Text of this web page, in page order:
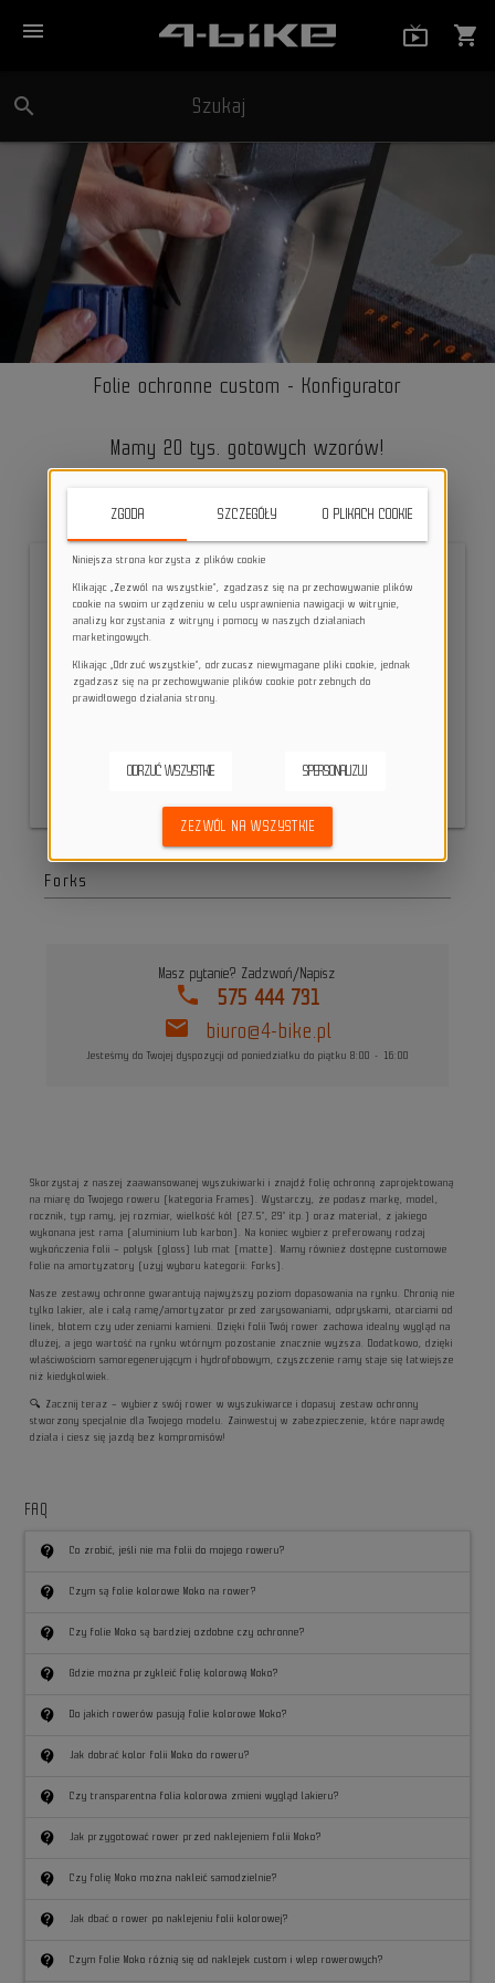
menu shopping_cart
search Szukaj
Folie ochronne custom - Konfigurator
Mamy 20 tys. gotowych wzorów!
keyboard_double_arrow_down
CHROŃ RAMĘ
CHROŃ AMORTYZATOR
Masz pytanie? Zadzwoń/Napisz
phone 575 444 731
mail biuro@4-bike.pl
Jesteśmy do Twojej dyspozycji od poniedziałku do piątku 8:00 - 16:00
Skorzystaj z naszej zaawansowanej wyszukiwarki i znajdź folię ochronną zaprojektowaną
na miarę do Twojego roweru (kategoria Frames). Wystarczy, że podasz markę, model,
rocznik, typ ramy, jej rozmiar, wielkość kół (27.5", 29" itp.) oraz materiał, z jakiego
wykonana jest rama (aluminium lub karbon). Na koniec wybierz preferowany rodzaj
wykończenia folii – połysk (gloss) lub mat (matte). Mamy również dostępne customowe
folie na amortyzatory (użyj wyboru kategorii: Forks).
Nasze zestawy ochronne gwarantują najwyższy poziom dopasowania na rynku. Chronią nie
tylko lakier, ale i całą ramę/amortyzator przed zarysowaniami, odpryskami, otarciami od
linek, błotem czy uderzeniami kamieni. Dzięki folii Twój rower zachowa idealny wygląd na
dłużej, a jego wartość na rynku wtórnym pozostanie znacznie wyższa. Dodatkowo, dzięki
właściwościom samoregenerującym i hydrofobowym, czyszczenie ramy staje się łatwiejsze
niż kiedykolwiek.
🔍 Zacznij teraz – wybierz swój rower w wyszukiwarce i dopasuj zestaw ochronny
stworzony specjalnie dla Twojego modelu. Zainwestuj w zabezpieczenie, które naprawdę
działa i ciesz się jazdą bez kompromisów!
FAQ
contact_support Co zrobić, jeśli nie ma folii do mojego roweru?
contact_support Czym są folie kolorowe Moko na rower?
contact_support Czy folie Moko są bardziej ozdobne czy ochronne?
contact_support Gdzie można przykleić folię kolorową Moko?
contact_support Do jakich rowerów pasują folie kolorowe Moko?
contact_support Jak dobrać kolor folii Moko do roweru?
contact_support Czy transparentna folia kolorowa zmieni wygląd lakieru?
contact_support Jak przygotować rower przed naklejeniem folii Moko?
contact_support Czy folię Moko można nakleić samodzielnie?
contact_support Jak dbać o rower po naklejeniu folii kolorowej?
contact_support Czym folie Moko różnią się od naklejek custom i wlep rowerowych?
ZGODA SZCZEGÓŁY O PLIKACH COOKIE
Niniejsza strona korzysta z plików cookie
Klikając „Zezwól na wszystkie”, zgadzasz się na przechowywanie plików
cookie na swoim urządzeniu w celu usprawnienia nawigacji w witrynie,
analizy korzystania z witryny i pomocy w naszych działaniach
marketingowych.
Klikając „Odrzuć wszystkie”, odrzucasz niewymagane pliki cookie, jednak
zgadzasz się na przechowywanie plików cookie potrzebnych do
prawidłowego działania strony.
ODRZUĆ WSZYSTKIE SPERSONALIZUJ
ZEZWÓL NA WSZYSTKIE